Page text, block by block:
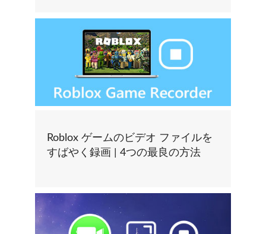
Roblox ゲームのビデオ ファイルを
すばやく録画 | 4つの最良の方法